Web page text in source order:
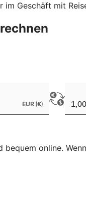
Geschäft mit
online.